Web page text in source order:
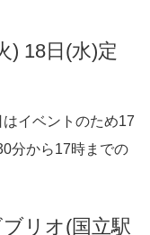
) 18日(水)定
イベントのため17
分から17時までの
リオ(国立駅